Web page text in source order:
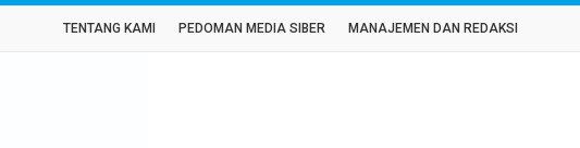
TENTANG KAMI PEDOMAN MEDIA SIBER MANAJEMEN DAN REDAKSI